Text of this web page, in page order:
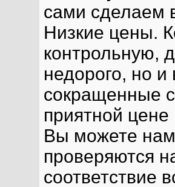
сами сделаем
Низкие цены.
контрольную,
недорого, но
сокращенные
приятной цене
Вы можете
проверяются
соответствие